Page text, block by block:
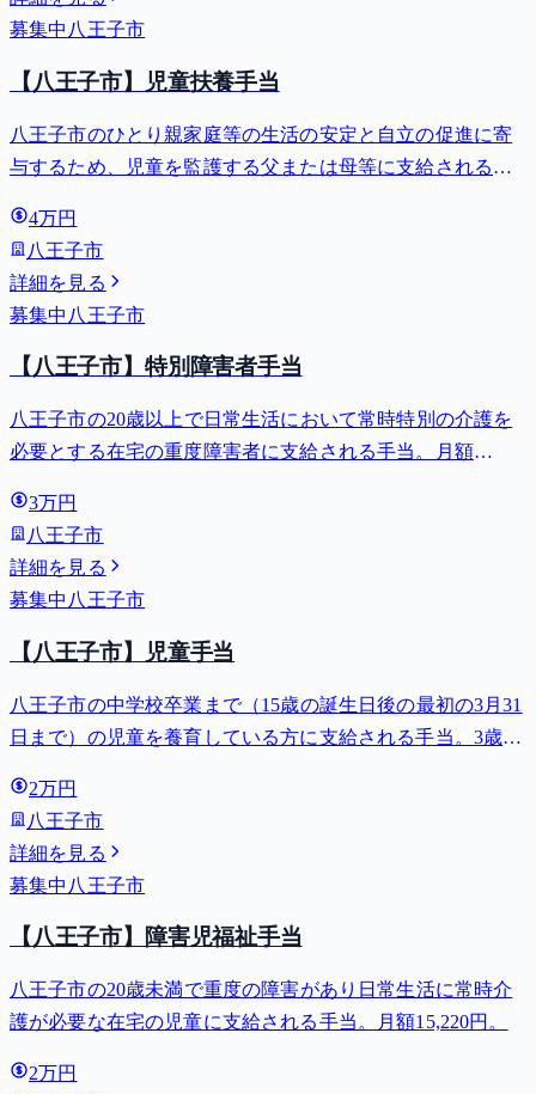
募集中 八王子市
【八王子市】児童扶養手当
八王子市のひとり親家庭等の生活の安定と自立の促進に寄
与するため、児童を監護する父または母等に支給される手
4万円
八王子市
詳細を見る
募集中 八王子市
【八王子市】特別障害者手当
八王子市の20歳以上で日常生活において常時特別の介護を
必要とする在宅の重度障害者に支給される手当。月額
3万円
八王子市
詳細を見る
募集中 八王子市
【八王子市】児童手当
八王子市の中学校卒業まで（15歳の誕生日後の最初の3月31
日まで）の児童を養育している方に支給される手当。3歳未
（第3子以降は15,000円）、中学生は月額10,000円。
2万円
八王子市
詳細を見る
募集中 八王子市
【八王子市】障害児福祉手当
八王子市の20歳未満で重度の障害があり日常生活に常時介
護が必要な在宅の児童に支給される手当。月額15,220円。
2万円